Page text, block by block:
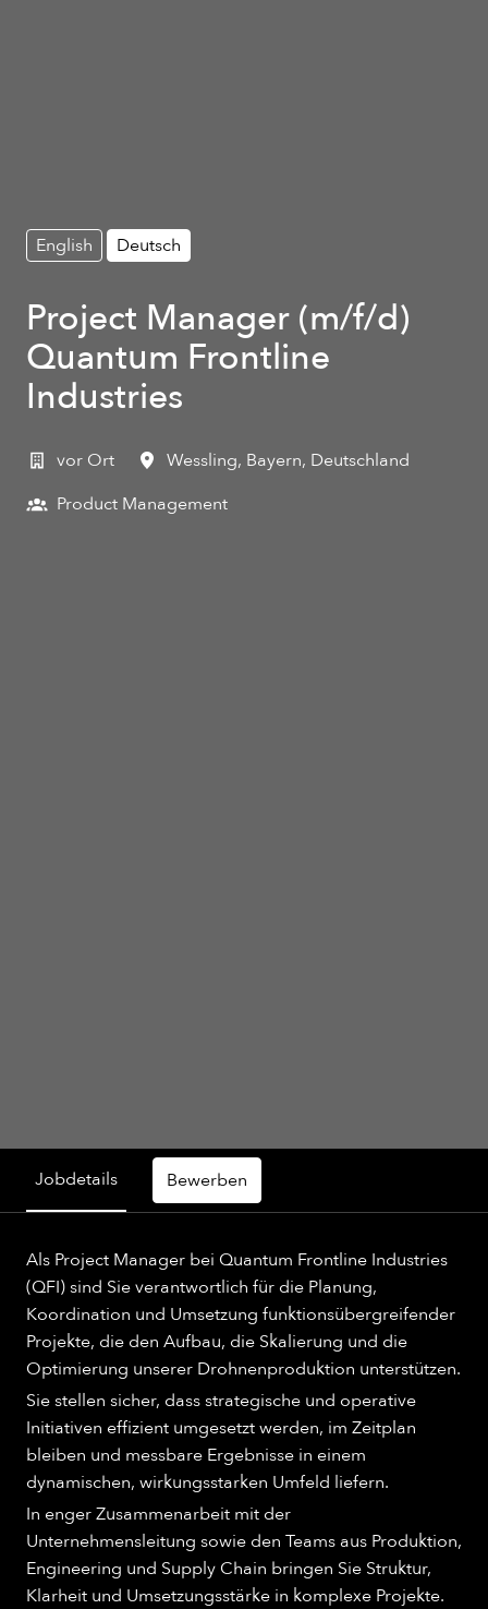
English Deutsch
Project Manager (m/f/d)
Quantum Frontline
Industries
vor Ort Wessling, Bayern, Deutschland
Product Management
Jobdetails Bewerben
Als Project Manager bei Quantum Frontline Industries
(QFI) sind Sie verantwortlich für die Planung,
Koordination und Umsetzung funktionsübergreifender
Projekte, die den Aufbau, die Skalierung und die
Optimierung unserer Drohnenproduktion unterstützen.
Sie stellen sicher, dass strategische und operative
Initiativen effizient umgesetzt werden, im Zeitplan
bleiben und messbare Ergebnisse in einem
dynamischen, wirkungsstarken Umfeld liefern.
In enger Zusammenarbeit mit der
Unternehmensleitung sowie den Teams aus Produktion,
Engineering und Supply Chain bringen Sie Struktur,
Klarheit und Umsetzungsstärke in komplexe Projekte.